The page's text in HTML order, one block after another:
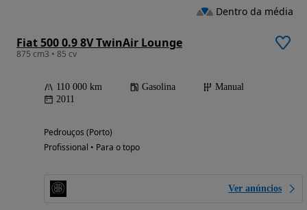
Fiat 500 0.9 8V TwinAir Lounge
875 cm3 • 85 cv
110 000 km Gasolina
Manual
2011
Pedrouços (Porto)
Profissional • Para o topo
Ver anúncios
Dentro da média